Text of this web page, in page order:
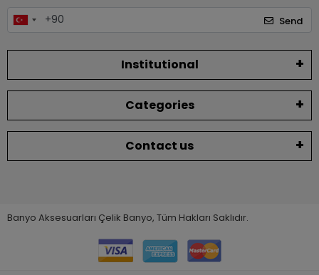
Send
Institutional
Categories
Contact us
Banyo Aksesuarları Çelik Banyo, Tüm Hakları Saklıdır.